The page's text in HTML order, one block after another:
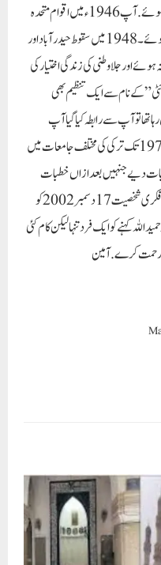
اور اس کے بعد وہیں عربی اور اردو کے استاد مقرر ہوئے.آپ 1946ء میں اقوام متحدہ
میں ریاست حیدرآباد کے نمائندہ (سفیر) مقرر ہوئے۔1948 میں سقوط حیدر آباد اور
اور جلاوطنی کی زندگی اختیار کی
کے نام سے ایک تنظیم بھی
بن رہا تھا تو آپ سے رابطہ کیا گیا آپ
پاکستان تشریف لائے.آپ نے 1952 سے 1978 تک ترکی کی مختلف جامعات میں
کو خطبات دیے جنہیں بعد ازاں خطبات
بہاولپوری کے نام سے شائع کیا گیا یہ عظیم علمی اور فکری شخصیت 17 دسمبر 2002 کو
کہنے کو ایک فرد تنہا لیکن کام کئی
رحمت کرے.آمین